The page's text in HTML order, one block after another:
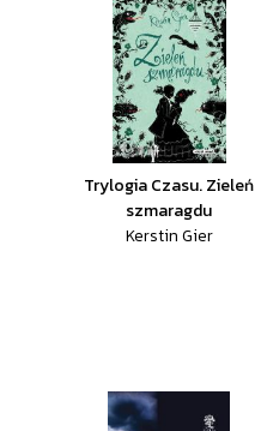
Trylogia Czasu. Zieleń
szmaragdu
Kerstin Gier